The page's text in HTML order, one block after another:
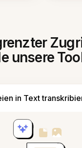
unsere
in Text